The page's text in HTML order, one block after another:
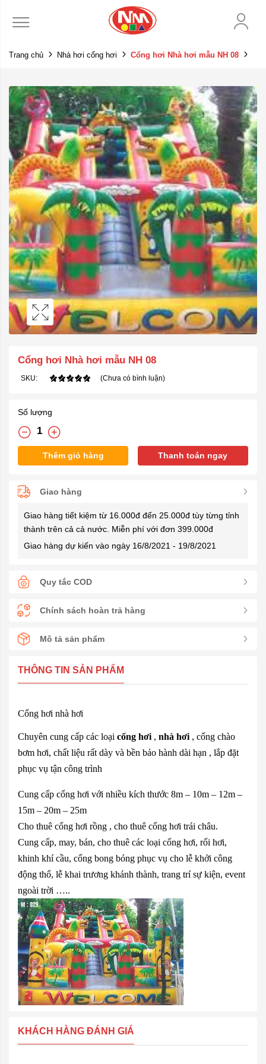
Trang chủ Nhà hơi cổng hơi Cổng hơi Nhà hơi mẫu NH 08
Cổng hơi Nhà hơi mẫu NH 08
SKU: (Chưa có bình luận)
Số lượng
Thêm giỏ hàng Thanh toán ngay
Giao hàng
Giao hàng tiết kiệm từ 16.000đ đến 25.000đ tùy từng tỉnh
thành trên cả cả nước. Miễn phí với đơn 399.000đ
Giao hàng dự kiến vào ngày 16/8/2021 - 19/8/2021
Quy tắc COD
Chính sách hoàn trả hàng
Mô tả sản phẩm
THÔNG TIN SẢN PHẨM
Cổng hơi nhà hơi
Chuyên cung cấp các loại cổng hơi , nhà hơi , cổng chào
bơm hơi, chất liệu rất dày và bền bảo hành dài hạn , lắp đặt
phục vụ tận công trình
Cung cấp cổng hơi với nhiều kích thước 8m – 10m – 12m –
15m – 20m – 25m
Cho thuê cổng hơi rồng , cho thuê cổng hơi trái châu.
Cung cấp, may, bán, cho thuê các loại cổng hơi, rối hơi,
khinh khí cầu, cổng bong bóng phục vụ cho lễ khởi công
động thổ, lễ khai trương khánh thành, trang trí sự kiện, event
ngoài trời …..
KHÁCH HÀNG ĐÁNH GIÁ